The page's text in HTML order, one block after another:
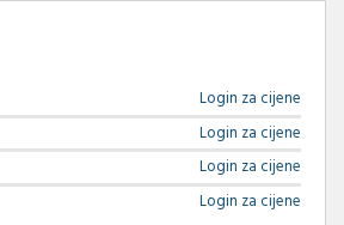
Login za cijene
Login za cijene
Login za cijene
Login za cijene